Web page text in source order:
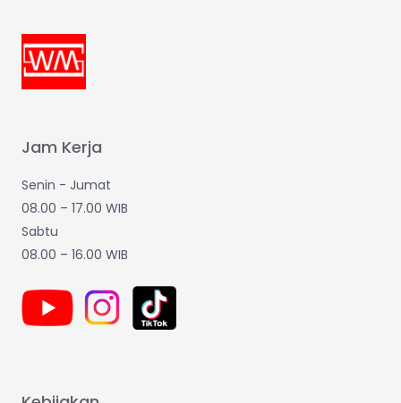
Jam Kerja
Senin - Jumat
08.00 – 17.00 WIB
Sabtu
08.00 – 16.00 WIB